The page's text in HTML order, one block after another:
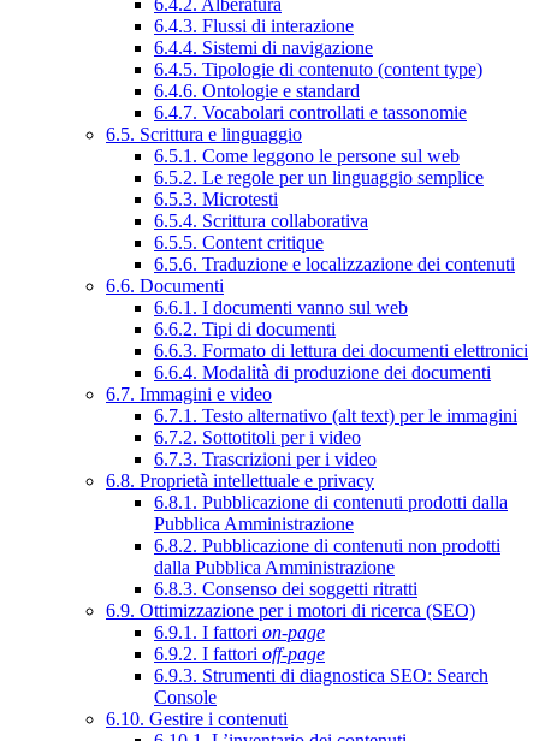
6.4.3. Flussi di interazione
6.4.4. Sistemi di navigazione
6.4.5. Tipologie di contenuto (content type)
6.4.6. Ontologie e standard
6.4.7. Vocabolari controllati e tassonomie
6.5. Scrittura e linguaggio
6.5.1. Come leggono le persone sul web
6.5.2. Le regole per un linguaggio semplice
6.5.3. Microtesti
6.5.4. Scrittura collaborativa
6.5.5. Content critique
6.5.6. Traduzione e localizzazione dei contenuti
6.6. Documenti
6.6.1. I documenti vanno sul web
6.6.2. Tipi di documenti
6.6.3. Formato di lettura dei documenti elettronici
6.6.4. Modalità di produzione dei documenti
6.7. Immagini e video
6.7.1. Testo alternativo (alt text) per le immagini
6.7.2. Sottotitoli per i video
6.7.3. Trascrizioni per i video
6.8. Proprietà intellettuale e privacy
6.8.1. Pubblicazione di contenuti prodotti dalla
Pubblica Amministrazione
6.8.2. Pubblicazione di contenuti non prodotti
dalla Pubblica Amministrazione
6.8.3. Consenso dei soggetti ritratti
6.9. Ottimizzazione per i motori di ricerca (SEO)
6.9.1. I fattori on-page
6.9.2. I fattori off-page
6.9.3. Strumenti di diagnostica SEO: Search
Console
6.10. Gestire i contenuti